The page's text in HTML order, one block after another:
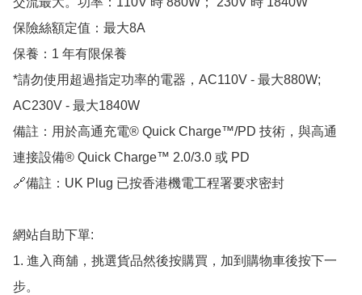
保險絲額定值：最大8A
保養：1 年有限保養
*請勿使用超過指定功率的電器，AC110V - 最大880W;
AC230V - 最大1840W
備註：用於高通充電®️ Quick Charge™️/PD 技術，與高通
連接設備®️ Quick Charge™️ 2.0/3.0 或 PD
🔗備註：UK Plug 已按香港機電工程署要求密封
網站自助下單:
1. 進入商舖，挑選貨品然後按購買，加到購物車後按下一
步。